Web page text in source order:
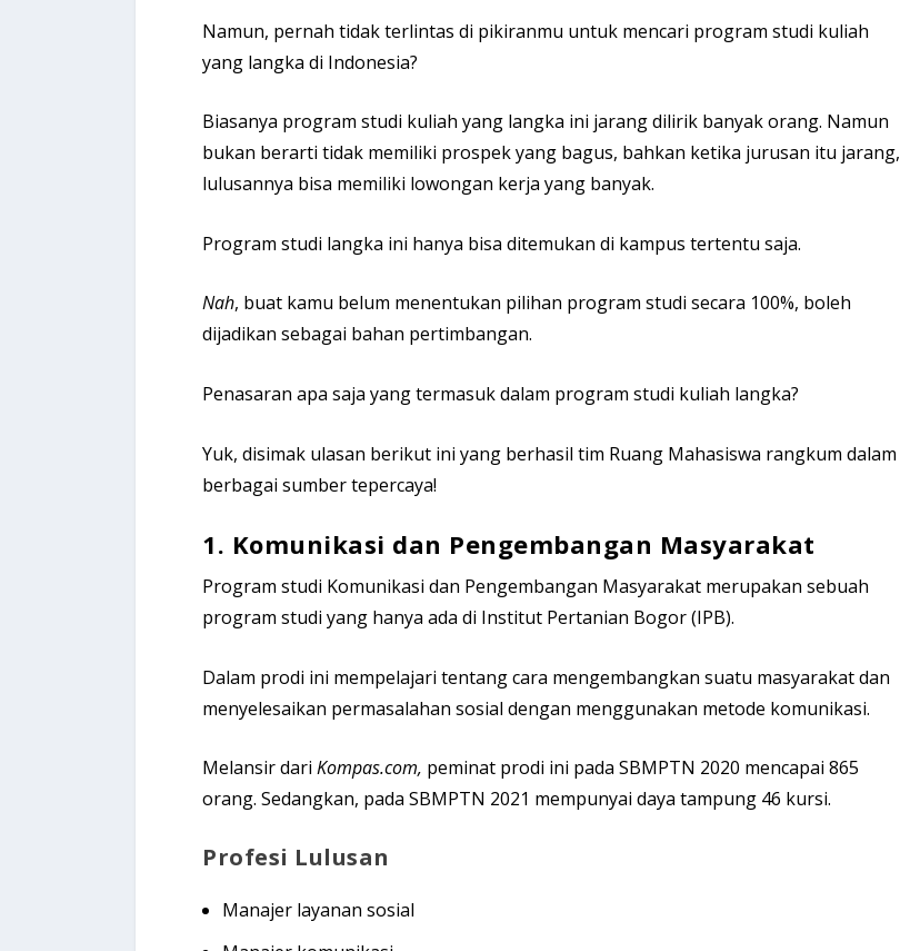
Namun, pernah tidak terlintas di pikiranmu untuk mencari program studi kuliah
yang langka di Indonesia?
Biasanya program studi kuliah yang langka ini jarang dilirik banyak orang. Namun
bukan berarti tidak memiliki prospek yang bagus, bahkan ketika jurusan itu jarang,
lulusannya bisa memiliki lowongan kerja yang banyak.
Program studi langka ini hanya bisa ditemukan di kampus tertentu saja.
Nah, buat kamu belum menentukan pilihan program studi secara 100%, boleh
dijadikan sebagai bahan pertimbangan.
Penasaran apa saja yang termasuk dalam program studi kuliah langka?
Yuk, disimak ulasan berikut ini yang berhasil tim Ruang Mahasiswa rangkum dalam
berbagai sumber tepercaya!
1. Komunikasi dan Pengembangan Masyarakat
Program studi Komunikasi dan Pengembangan Masyarakat merupakan sebuah
program studi yang hanya ada di Institut Pertanian Bogor (IPB).
Dalam prodi ini mempelajari tentang cara mengembangkan suatu masyarakat dan
menyelesaikan permasalahan sosial dengan menggunakan metode komunikasi.
Melansir dari Kompas.com, peminat prodi ini pada SBMPTN 2020 mencapai 865
orang. Sedangkan, pada SBMPTN 2021 mempunyai daya tampung 46 kursi.
Profesi Lulusan
Manajer layanan sosial